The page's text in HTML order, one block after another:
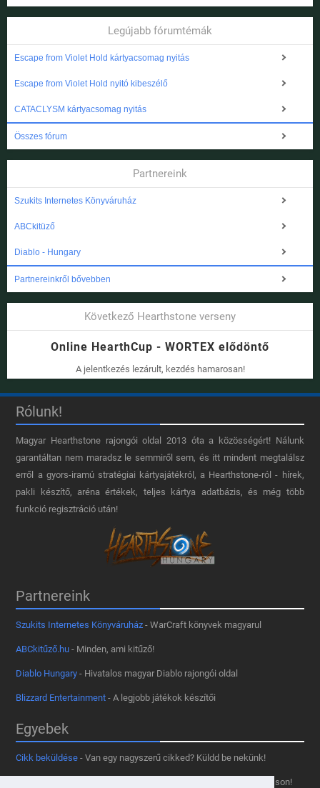
Legújabb fórumtémák
Escape from Violet Hold kártyacsomag nyitás
Escape from Violet Hold nyitó kibeszélő
CATACLYSM kártyacsomag nyitás
Összes fórum
Partnereink
Szukits Internetes Könyváruház
ABCkitüző
Diablo - Hungary
Partnereinkről bővebben
Következő Hearthstone verseny
Online HearthCup - WORTEX elődöntő
A jelentkezés lezárult, kezdés hamarosan!
Rólunk!
Magyar Hearthstone​ rajongói oldal 2013 óta a közösségért! Nálunk
garantáltan nem maradsz le semmiről sem, és itt mindent megtalálsz
erről a gyors-iramú stratégiai kártyajátékról, a Hearthstone-ról - hírek,
pakli készítő, aréna értékek, teljes kártya adatbázis, és még több
funkció regisztráció után!
Partnereink
Szukits Internetes Könyváruház - WarCraft könyvek magyarul
ABCkitűző.hu - Minden, ami kitűző!
Diablo Hungary - Hivatalos magyar Diablo rajongói oldal
Blizzard Entertainment - A legjobb játékok készítői
Egyebek
Cikk beküldése - Van egy nagyszerű cikked? Küldd be nekünk!
- Tetszik az oldal? Segíts, hogy fennmaradhasson!